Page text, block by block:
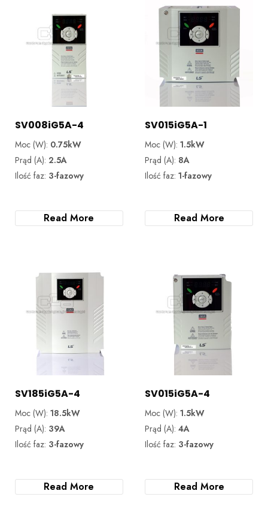
SV008iG5A-4
Moc (W): 0.75kW
Prąd (A): 2.5A
Ilość faz: 3-fazowy
Read More
SV015iG5A-1
Moc (W):1.5kW
Prąd (A): 8A
Ilość faz:1-fazowy
Read More
SV185iG5A-4
Moc (W): 18.5kW
Prąd (A): 39A
Ilość faz: 3-fazowy
Read More
SV015iG5A-4
Moc (W):1.5kW
Prąd (A):4A
Ilość faz: 3-fazowy
Read More